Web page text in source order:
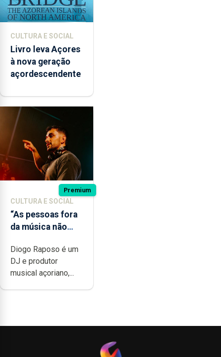
CULTURA E SOCIAL
Livro leva Açores
à nova geração
açordescendente
Premium
CULTURA E SOCIAL
“As pessoas fora
da música não
quão difícil é
produzir uma
música”
Diogo Raposo é um
DJ e produtor
musical açoriano,...